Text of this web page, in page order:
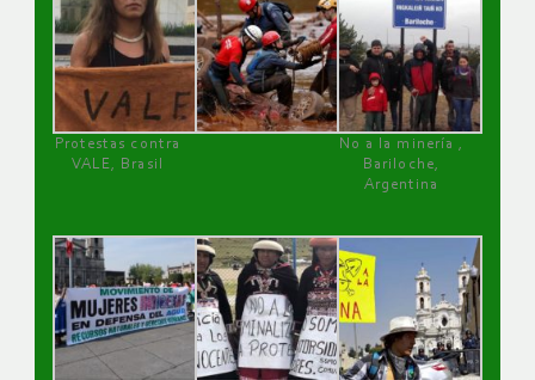
Protestas contra
VALE, Brasil
No a la minería ,
Bariloche,
Argentina